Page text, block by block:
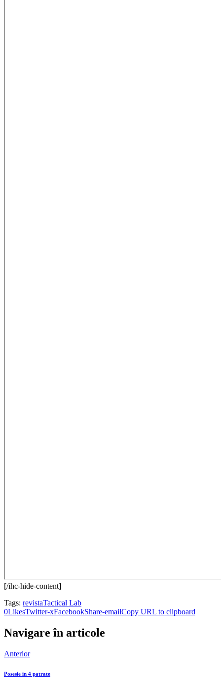
[/ihc-hide-content]
Tags: revistaTactical Lab
0LikesTwitter-xFacebookShare-emailCopy URL to clipboard
Navigare în articole
Anterior
Posesie in 4 patrate